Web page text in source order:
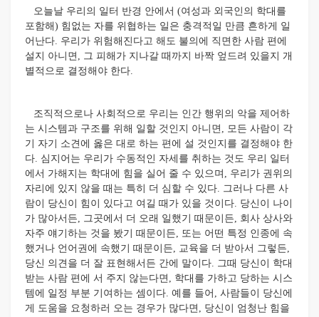
오늘날 우리의 일터 반경 안에서 (여성과 외국인의 학대를
포함해) 힘없는 자를 위협하는 일은 충격적일 만큼 흔하게 일
어난다. 우리가 위험해진다고 해도 불의에 직면한 사람 편에
설지 아니면, 그 피해가 지나갈 때까지 바짝 엎드려 있을지 개
별적으로 결정해야 한다.
조직적으로나 사회적으로 우리는 인간 행위의 악을 제어하
는 시스템과 구조를 위해 일할 것인지 아니면, 모든 사람이 각
기 자기 소견에 옳은 대로 하는 편에 설 것인지를 결정해야 한
다. 심지어는 우리가 수동적인 자세를 취하는 것도 우리 일터
에서 가해지는 학대에 힘을 실어 줄 수 있으며, 우리가 권위의
자리에 있지 않을 때는 특히 더 심할 수 있다. 그러나 다른 사
람이 당신이 힘이 있다고 여길 때가 있을 것이다. 당신이 나이
가 많아서든, 그곳에서 더 오래 일했기 때문이든, 회사 상사와
자주 얘기하는 것을 봤기 때문이든, 또는 어떤 특정 인종에 속
했거나 언어권에 속했기 때문이든, 교육을 더 받아서 그렇든,
당신 의견을 더 잘 표현해서든 간에 말이다. 그때 당신이 학대
받는 사람 편에 서 주지 않는다면, 학대를 가하고 당하는 시스
템에 일정 부분 기여하는 셈이다. 예를 들어, 사람들이 당신에
게 도움을 요청하러 오는 경우가 많다면, 당신이 엄청난 힘을